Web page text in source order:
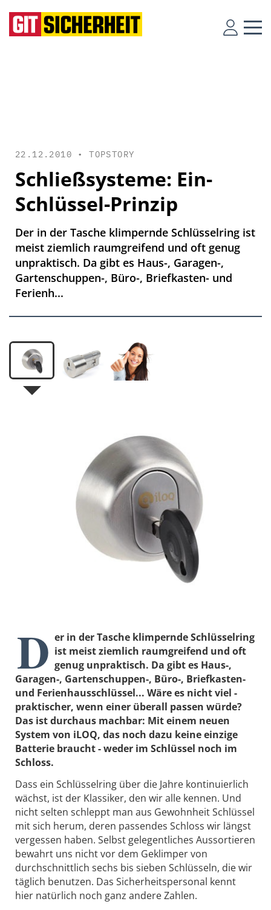
22.12.2010 •TOPSTORY
Schließsysteme: Ein-
Schlüssel-Prinzip
Der in der Tasche klimpernde Schlüsselring ist
meist ­ziemlich raumgreifend und oft genug
unpraktisch. Da gibt es Haus-, Garagen-,
Gartenschuppen-, Büro-, ­Briefkasten- und
Ferienh...
D er in der Tasche klimpernde Schlüsselring
ist meist ­ziemlich raumgreifend und oft
genug unpraktisch. Da gibt es Haus-,
Garagen-, Gartenschuppen-, Büro-, ­Briefkasten-
und Ferienhausschlüssel... Wäre es nicht viel ­
praktischer, wenn einer überall passen würde?
Das ist durchaus machbar: Mit einem neuen
System von iLOQ, das noch dazu keine einzige
Batterie braucht - weder im Schlüssel noch im
Schloss.
Dass ein Schlüsselring über die Jahre kontinuierlich
wächst, ist der Klassiker, den wir alle kennen. Und
nicht selten schleppt man aus Gewohnheit Schlüssel
mit sich herum, deren passendes Schloss wir längst
vergessen haben. Selbst gelegentliches Aussortieren
bewahrt uns nicht vor dem Geklimper von
durchschnittlich sechs bis sieben Schlüsseln, die wir
täglich benutzen. Das Sicherheitspersonal kennt
hier natürlich noch ganz andere Zahlen.